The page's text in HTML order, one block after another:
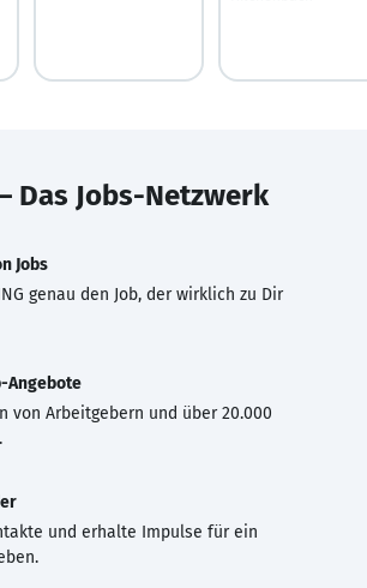
Das Jobs-Netzwerk
Jobs
genau den Job, der wirklich zu Dir
Angebote
von Arbeitgebern und über 20.000
und erhalte Impulse für ein